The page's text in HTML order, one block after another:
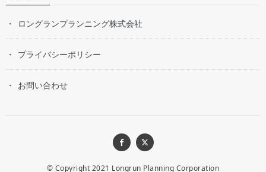
ロングランプランニング株式会社
プライバシーポリシー
お問い合わせ
© Copyright 2021 Longrun Planning Corporation